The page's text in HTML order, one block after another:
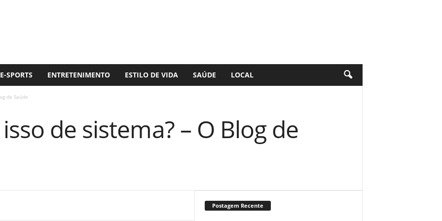
E-SPORTS ENTRETENIMENTO ESTILO DE VIDA SAÚDE LOCAL
de Saúde
de sistema? – O Blog de
Postagem Recente